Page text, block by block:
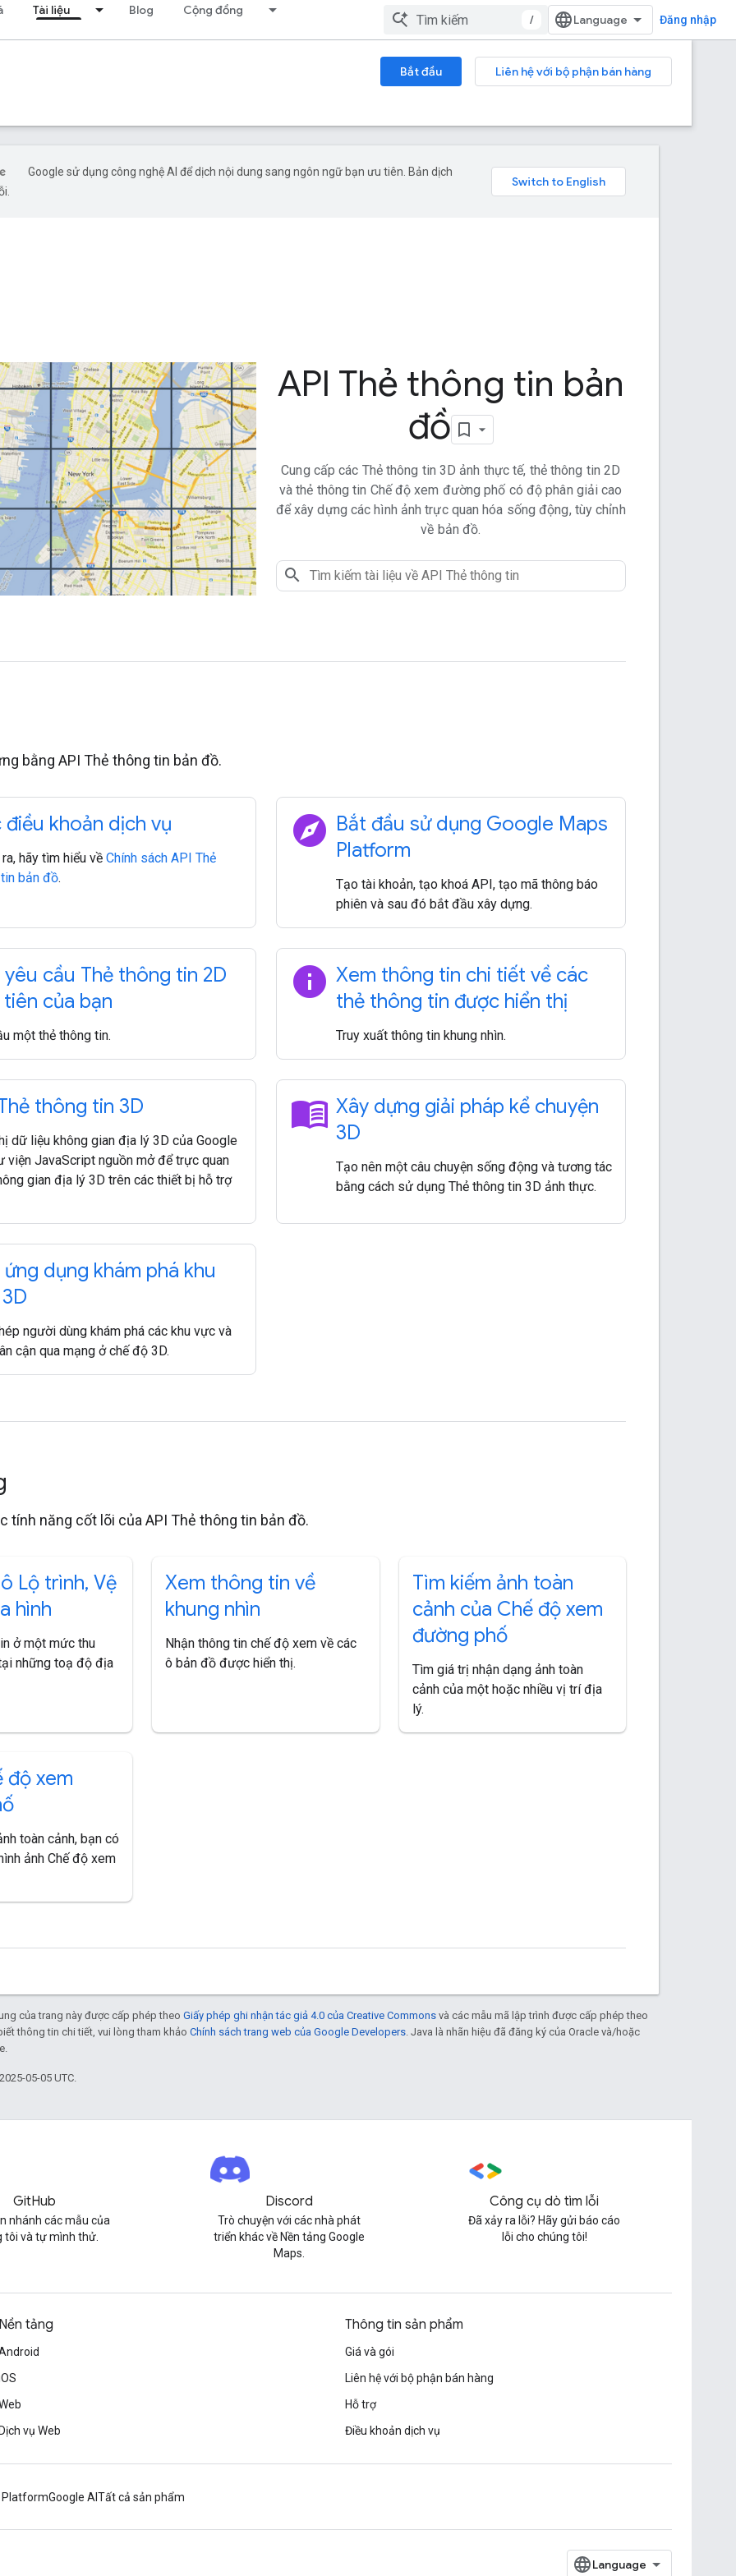
Tài liệu Blog Cộng đồng
/ Đăng nhập
Bắt đầu
Liên hệ với bộ phận bán hàng
Google sử dụng công nghệ AI để dịch nội dung sang ngôn ngữ bạn ưu tiên. Bản dịch
API Thẻ thông tin bản
đồ
Cung cấp các Thẻ thông tin 3D ảnh thực tế, thẻ thông tin 2D
và thẻ thông tin Chế độ xem đường phố có độ phân giải cao
để xây dựng các hình ảnh trực quan hóa sống động, tùy chỉnh
về bản đồ.
bằng API Thẻ thông tin bản đồ.
khoản dịch vụ
hãy tìm hiểu về Chính sách API Thẻ
bản đồ.
explore Bắt đầu sử dụng Google Maps
Platform
Tạo tài khoản, tạo khoá API, tạo mã thông báo
phiên và sau đó bắt đầu xây dựng.
yêu cầu Thẻ thông tin 2D
của bạn
một thẻ thông tin.
info Xem thông tin chi tiết về các
thẻ thông tin được hiển thị
Truy xuất thông tin khung nhìn.
thông tin 3D
dữ liệu không gian địa lý 3D của Google
viện JavaScript nguồn mở để trực quan
gian địa lý 3D trên các thiết bị hỗ trợ
menu_book Xây dựng giải pháp kể chuyện
3D
Tạo nên một câu chuyện sống động và tương tác
bằng cách sử dụng Thẻ thông tin 3D ảnh thực.
ứng dụng khám phá khu
người dùng khám phá các khu vực và
cận qua mạng ở chế độ 3D.
tính năng cốt lõi của API Thẻ thông tin bản đồ.
ô Lộ trình, Vệ
hình
ở một mức thu
tại những toạ độ địa
Xem thông tin về
khung nhìn
Nhận thông tin chế độ xem về các
ô bản đồ được hiển thị.
Tìm kiếm ảnh toàn
cảnh của Chế độ xem
đường phố
Tìm giá trị nhận dạng ảnh toàn
cảnh của một hoặc nhiều vị trí địa
lý.
độ xem
toàn cảnh, bạn có
ảnh Chế độ xem
của trang này được cấp phép theo Giấy phép ghi nhận tác giả 4.0 của Creative Commons và các mẫu mã lập trình được cấp phép theo
thông tin chi tiết, vui lòng tham khảo Chính sách trang web của Google Developers. Java là nhãn hiệu đã đăng ký của Oracle và/hoặc
05-05 UTC.
GitHub
nhánh các mẫu của
tôi và tự mình thử.
Discord
Trò chuyện với các nhà phát
triển khác về Nền tảng Google
Maps.
Công cụ dò tìm lỗi
Đã xảy ra lỗi? Hãy gửi báo cáo
lỗi cho chúng tôi!
Nền tảng
Dịch vụ Web
Thông tin sản phẩm
Giá và gói
Liên hệ với bộ phận bán hàng
Hỗ trợ
Điều khoản dịch vụ
PlatformGoogle AITất cả sản phẩm